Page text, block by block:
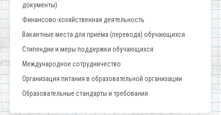
документы)
Финансово-хозяйственная деятельность
Вакантные места для приёма (перевода) обучающихся
Стипендии и меры поддержки обучающихся
Международное сотрудничество
Организация питания в образовательной организации
Образовательные стандарты и требования